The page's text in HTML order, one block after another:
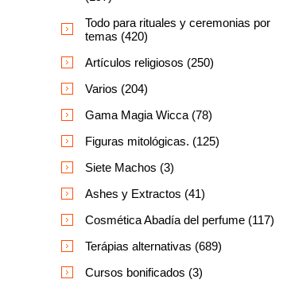
Todo para rituales y ceremonias por
temas (420)
Artículos religiosos (250)
Varios (204)
Gama Magia Wicca (78)
Figuras mitológicas. (125)
Siete Machos (3)
Ashes y Extractos (41)
Cosmética Abadía del perfume (117)
Terápias alternativas (689)
Cursos bonificados (3)